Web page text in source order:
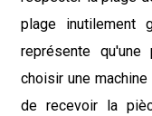
plage inutilement
représente
choisir une
de recevoir la